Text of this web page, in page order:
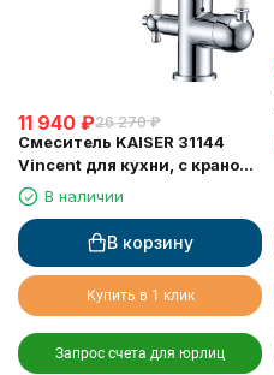
11 940 ₽26 270 ₽
Смеситель KAISER 31144
Vincent для кухни, с краном
для питьевой воды, хром
В наличии
В корзину
Купить в 1 клик
Запрос счета для юрлиц